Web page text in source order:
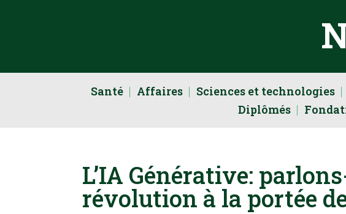
Santé Affaires Sciences et technologies
Diplômés
L’IA Générative:
révolution à la portée